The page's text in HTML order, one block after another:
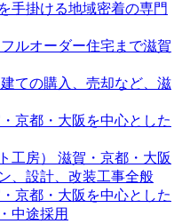
手掛ける地域密着の専門
ルオーダー住宅まで滋賀
ての購入、売却など、滋
京都・大阪を中心とした
工房）
滋賀・京都・大阪
、設計、改装工事全般
京都・大阪を中心とした
中途採用